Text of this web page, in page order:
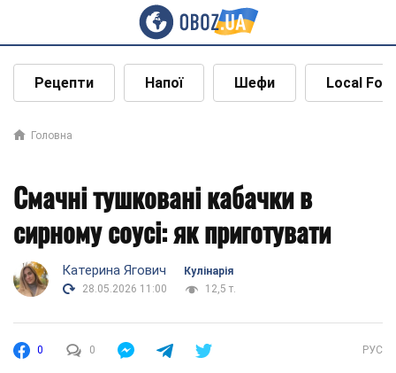
Рецепти Напої Шефи Local
Головна
Смачні тушковані кабачки в
сирному соусі: як приготувати
Катерина Ягович
Кулінарія
28.05.2026 11:00
12,5 т.
0 0 РУС